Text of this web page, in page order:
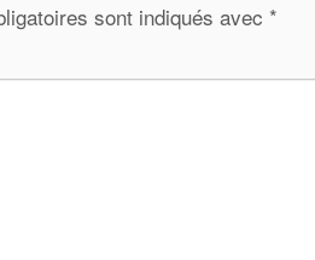
sont indiqués avec *